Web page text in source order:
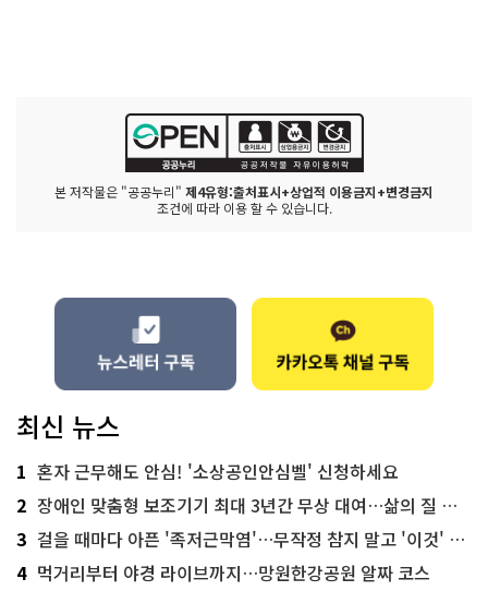
본 저작물은 "공공누리" 제4유형:출처표시+상업적 이용금지+변경금지
조건에 따라 이용 할 수 있습니다.
최신 뉴스
1 혼자 근무해도 안심! '소상공인안심벨' 신청하세요
2 장애인 맞춤형 보조기기 최대 3년간 무상 대여…삶의 질 높인다
3 걸을 때마다 아픈 '족저근막염'…무작정 참지 말고 '이것' 해보세요!
4 먹거리부터 야경 라이브까지…망원한강공원 알짜 코스